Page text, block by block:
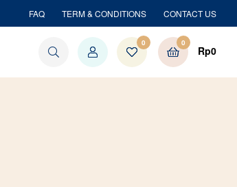
FAQ TERM & CONDITIONS CONTACT US
0 0
Rp0